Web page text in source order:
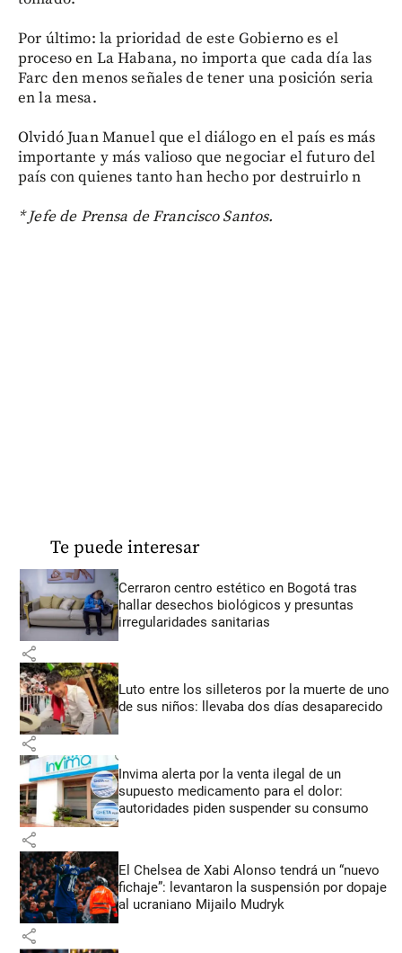
Por último: la prioridad de este Gobierno es el
proceso en La Habana, no importa que cada día las
Farc den menos señales de tener una posición seria
en la mesa.
Olvidó Juan Manuel que el diálogo en el país es más
importante y más valioso que negociar el futuro del
país con quienes tanto han hecho por destruirlo n
* Jefe de Prensa de Francisco Santos.
Te puede interesar
Cerraron centro estético en Bogotá tras
hallar desechos biológicos y presuntas
irregularidades sanitarias
share
Luto entre los silleteros por la muerte de uno
de sus niños: llevaba dos días desaparecido
share
Invima alerta por la venta ilegal de un
supuesto medicamento para el dolor:
autoridades piden suspender su consumo
share
El Chelsea de Xabi Alonso tendrá un “nuevo
fichaje”: levantaron la suspensión por dopaje
al ucraniano Mijailo Mudryk
share